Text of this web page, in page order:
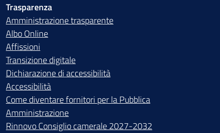
Trasparenza
Amministrazione trasparente
Albo Online
Affissioni
Transizione digitale
Dichiarazione di accessibilità
Accessibilità
Come diventare fornitori per la Pubblica
Amministrazione
Rinnovo Consiglio camerale 2027-2032